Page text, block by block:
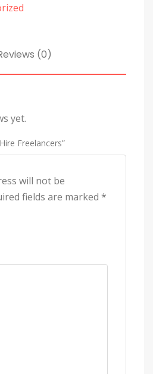
(0)
yet.
Freelancers”
will not be
fields are marked *